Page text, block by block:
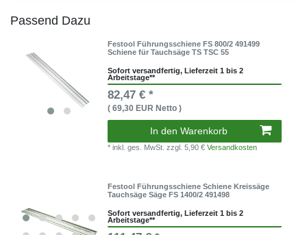
Passend Dazu
Festool Führungsschiene FS 800/2 491499
Schiene für Tauchsäge TS TSC 55
Sofort versandfertig, Lieferzeit 1 bis 2
Arbeitstage**
82,47 € *
( 69,30 EUR Netto )
In den Warenkorb
* inkl. ges. MwSt.zzgl. 5,90 €Versandkosten
Festool Führungsschiene Schiene Kreissäge
Tauchsäge Säge FS 1400/2 491498
Sofort versandfertig, Lieferzeit 1 bis 2
Arbeitstage**